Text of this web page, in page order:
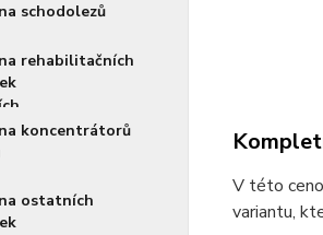
schodolezů
rehabilitačních
koncentrátorů
ostatních
V této
variantu,